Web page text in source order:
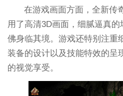
在游戏画面方面，全新传
用了高清3D画面，细腻逼真
佛身临其境。游戏还特别注重
装备的设计以及技能特效的呈
的视觉享受。